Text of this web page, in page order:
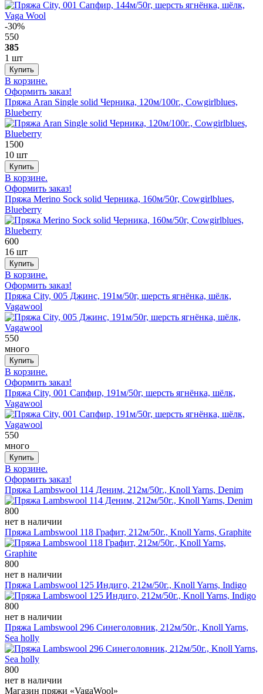
-30%
550
385
1 шт
В корзине.
Оформить заказ!
Пряжа Aran Single solid Черника, 120м/100г., Cowgirlblues,
Blueberry
1500
10 шт
В корзине.
Оформить заказ!
Пряжа Merino Sock solid Черника, 160м/50г, Cowgirlblues,
Blueberry
600
16 шт
В корзине.
Оформить заказ!
Пряжа City, 005 Джинс, 191м/50г, шерсть ягнёнка, шёлк,
Vagawool
550
много
В корзине.
Оформить заказ!
Пряжа City, 001 Сапфир, 191м/50г, шерсть ягнёнка, шёлк,
Vagawool
550
много
В корзине.
Оформить заказ!
Пряжа Lambswool 114 Деним, 212м/50г., Knoll Yarns, Denim
800
нет в наличии
Пряжа Lambswool 118 Графит, 212м/50г., Knoll Yarns, Graphite
800
нет в наличии
Пряжа Lambswool 125 Индиго, 212м/50г., Knoll Yarns, Indigo
800
нет в наличии
Пряжа Lambswool 296 Синеголовник, 212м/50г., Knoll Yarns,
Sea holly
800
нет в наличии
Магазин пряжи «VagaWool»